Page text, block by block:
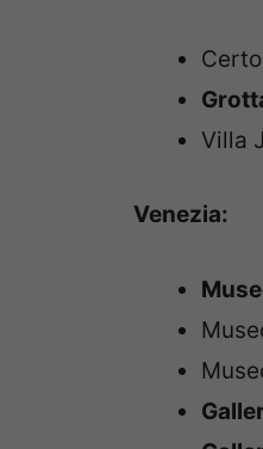
Villa
Venezia: